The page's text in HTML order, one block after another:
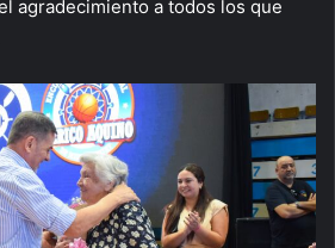
agradecimiento a todos los que